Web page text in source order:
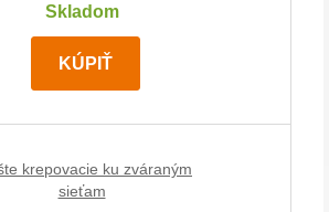
Skladom
KÚPIŤ
krepovacie ku zváraným
sieťam